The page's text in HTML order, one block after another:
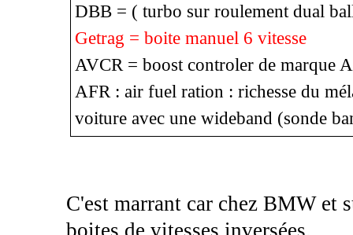
DBB = ( turbo sur roulement dual
Getrag = boite manuel 6 vitesse
AVCR = boost controler de marque
AFR : air fuel ration : richesse du
voiture avec une wideband (sonde
C'est marrant car chez BMW et
boites de vitesses inversées.